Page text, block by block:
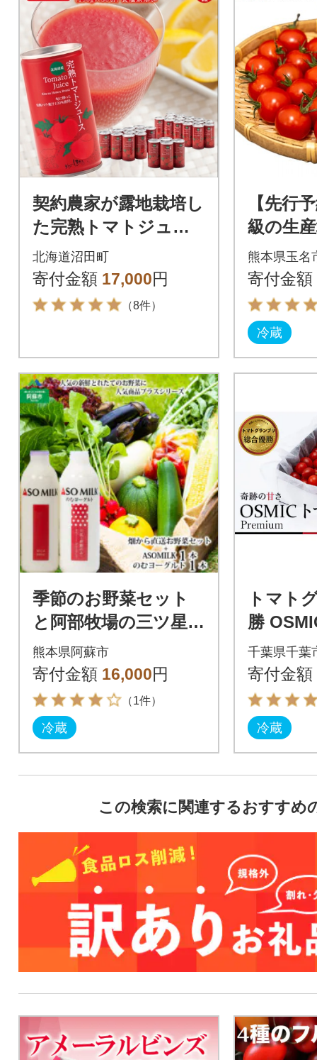
契約農家が露地栽培し
た完熟トマトジュー
ス 無塩 190g 30缶 無
添加 ヘルシーDo n-00
17
北海道沼田町
寄付金額 17,000円
（8件）
【先行
級の生
トマト
直送
熊本県玉名
寄付金額
冷蔵
季節のお野菜セット
と阿部牧場の三ツ星A
SOMILK800ml&三ツ
星のむヨーグルト800
mlセット
熊本県阿蘇市
寄付金額 16,000円
（1件）
冷蔵
トマト
勝
g Premium
1]
千葉県千葉
寄付金額
冷蔵
この検索に関連するおすすめ